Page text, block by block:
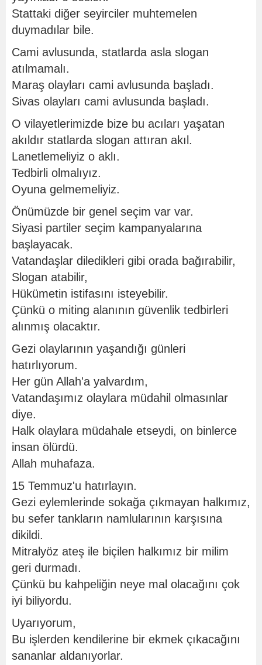
Stattaki diğer seyirciler muhtemelen
duymadılar bile.
Cami avlusunda, statlarda asla slogan
atılmamalı.
Maraş olayları cami avlusunda başladı.
Sivas olayları cami avlusunda başladı.
O vilayetlerimizde bize bu acıları yaşatan
akıldır statlarda slogan attıran akıl.
Lanetlemeliyiz o aklı.
Tedbirli olmalıyız.
Oyuna gelmemeliyiz.
Önümüzde bir genel seçim var var.
Siyasi partiler seçim kampanyalarına
başlayacak.
Vatandaşlar diledikleri gibi orada bağırabilir,
Slogan atabilir,
Hükümetin istifasını isteyebilir.
Çünkü o miting alanının güvenlik tedbirleri
alınmış olacaktır.
Gezi olaylarının yaşandığı günleri
hatırlıyorum.
Her gün Allah'a yalvardım,
Vatandaşımız olaylara müdahil olmasınlar
diye.
Halk olaylara müdahale etseydi, on binlerce
insan ölürdü.
Allah muhafaza.
15 Temmuz'u hatırlayın.
Gezi eylemlerinde sokağa çıkmayan halkımız,
bu sefer tankların namlularının karşısına
dikildi.
Mitralyöz ateş ile biçilen halkımız bir milim
geri durmadı.
Çünkü bu kahpeliğin neye mal olacağını çok
iyi biliyordu.
Uyarıyorum,
Bu işlerden kendilerine bir ekmek çıkacağını
sananlar aldanıyorlar.